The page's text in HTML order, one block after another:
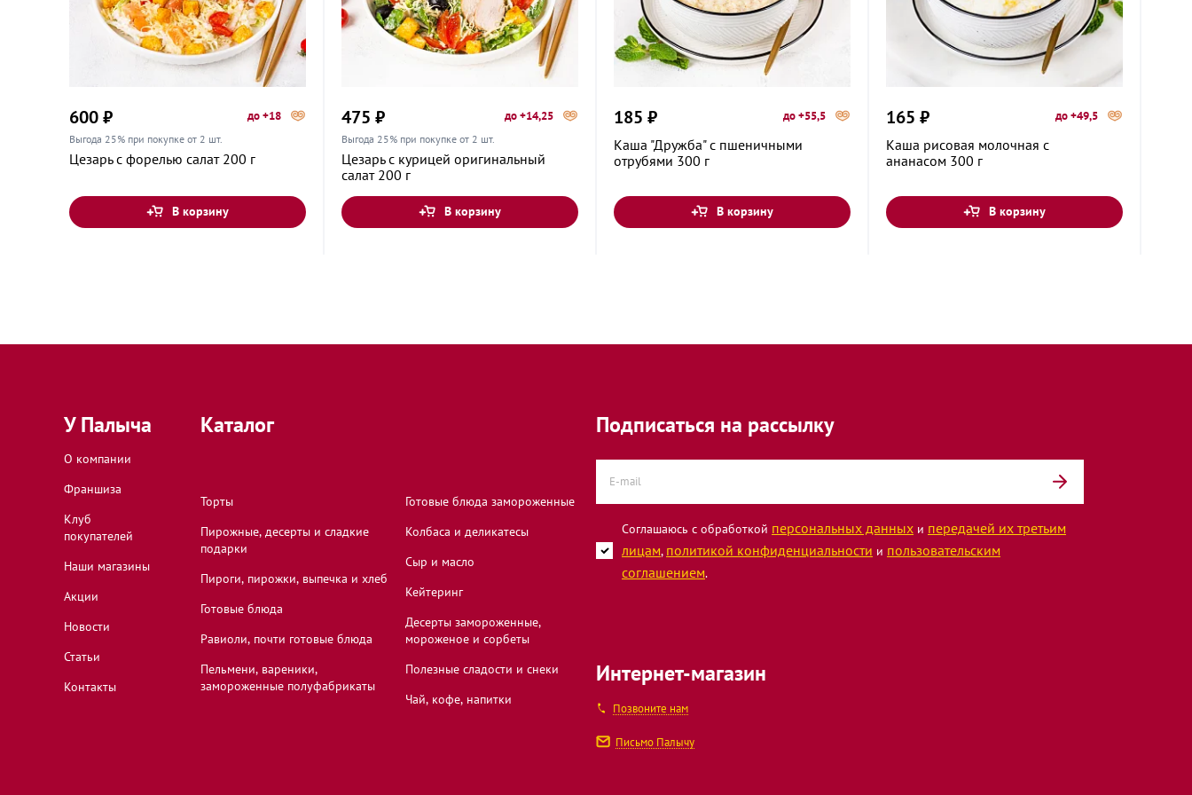
Тверь, Тверская область, улица Паши Савельевой, 33А
600 ₽ до +18
Выгода 25% при покупке от 2 шт.
Цезарь с форелью салат 200 г
В корзину
475 ₽ до +14,25
Выгода 25% при покупке от 2 шт.
Цезарь с курицей оригинальный
салат 200 г
В корзину
185 ₽ до +55,5
Каша "Дружба" с пшеничными
отрубями 300 г
В корзину
165 ₽ до +49,5
Каша рисовая молочная с
ананасом 300 г
В корзину
У Палыча
О компании
Франшиза
Клуб
покупателей
Наши магазины
Акции
Новости
Статьи
Контакты
Каталог
Торты
Пирожные, десерты и сладкие
подарки
Пироги, пирожки, выпечка и хлеб
Готовые блюда
Равиоли, почти готовые блюда
Пельмени, вареники,
замороженные полуфабрикаты
Готовые блюда замороженные
Колбаса и деликатесы
Сыр и масло
Кейтеринг
Десерты замороженные,
мороженое и сорбеты
Полезные сладости и снеки
Чай, кофе, напитки
Подписаться на рассылку
Соглашаюсь с обработкой персональных данных и передачей их третьим
лицам, политикой конфиденциальности и пользовательским
соглашением.
Интернет-магазин
Позвоните нам
Письмо Палычу